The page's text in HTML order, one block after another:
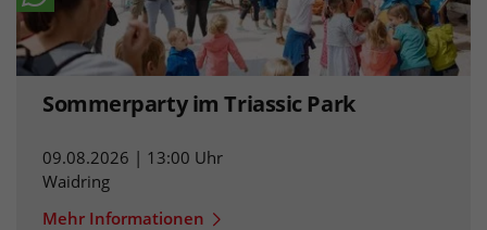
Sommerparty im Triassic Park
09.08.2026 | 13:00 Uhr
Waidring
Mehr Informationen